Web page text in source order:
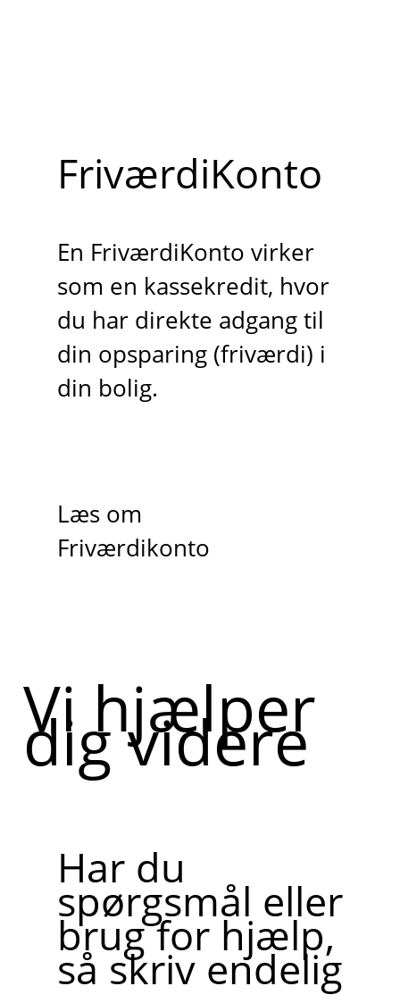
FriværdiKonto
En FriværdiKonto virker
som en kassekredit, hvor
du har direkte adgang til
din opsparing (friværdi) i
din bolig.
Læs om
Friværdikonto
Vi hjælper
dig videre
Har du
spørgsmål eller
brug for hjælp,
så skriv endelig